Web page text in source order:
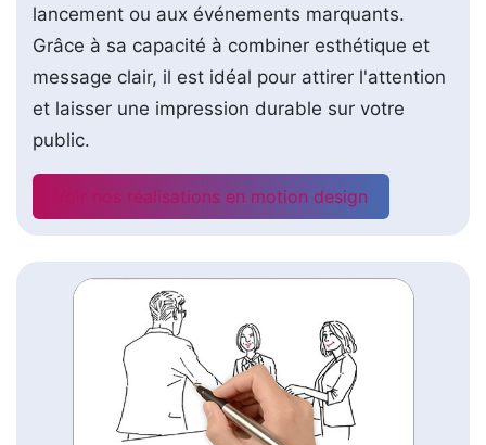
lancement ou aux événements marquants.
Grâce à sa capacité à combiner esthétique et
message clair, il est idéal pour attirer l'attention
et laisser une impression durable sur votre
public.
Voir nos réalisations en motion design